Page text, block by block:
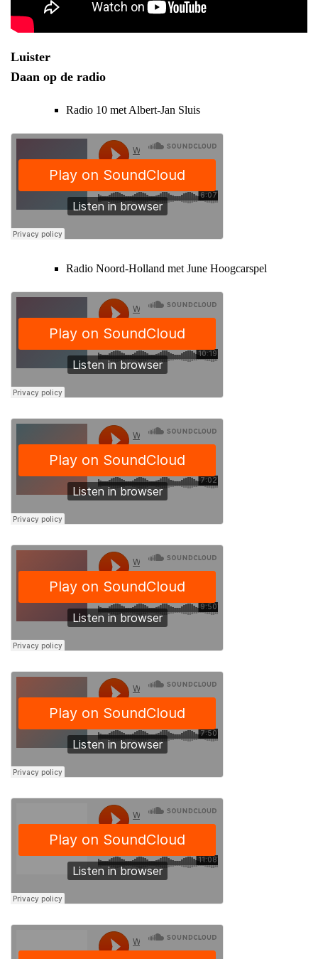
Luister
Daan op de radio
Radio 10 met Albert-Jan Sluis
Radio Noord-Holland met June Hoogcarspel